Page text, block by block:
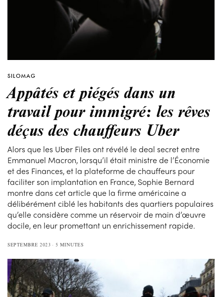
SILOMAG
Appâtés et piégés dans un
travail pour immigré: les rêves
déçus des chauffeurs Uber
Alors que les Uber Files ont révélé le deal secret entre
Emmanuel Macron, lorsqu’il était ministre de l’Économie
et des Finances, et la plateforme de chauffeurs pour
faciliter son implantation en France, Sophie Bernard
montre dans cet article que la firme américaine a
délibérément ciblé les habitants des quartiers populaires
qu’elle considère comme un réservoir de main d’œuvre
docile, en leur promettant un enrichissement rapide.
SEPTEMBRE 2023 5 MINUTES